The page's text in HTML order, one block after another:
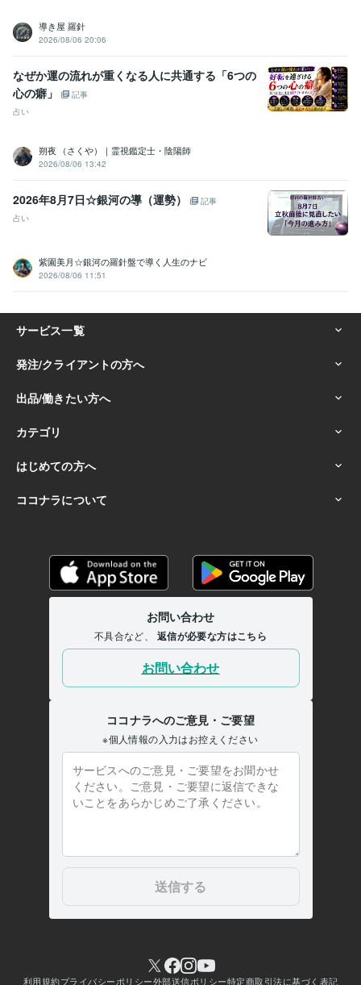
占い タロット占い・霊感・チャネリング・時マヤ
恋愛 仕事 人間関係
導き屋 羅針
2026/08/06 20:06
なぜか運の流れが重くなる人に共通する「6つの
心の癖」
記事
占い
朔夜 （さくや）｜霊視鑑定士・陰陽師
2026/08/06 13:42
2026年8月7日☆銀河の導（運勢）
記事
占い
紫園美月☆銀河の羅針盤で導く人生のナビ
2026/08/06 11:51